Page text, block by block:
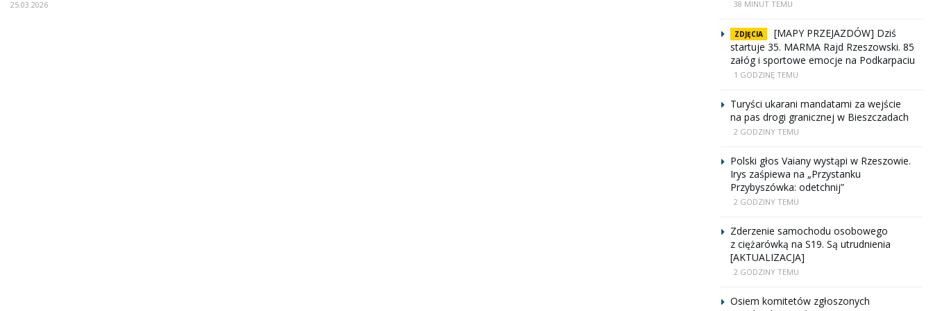
25.03.2026 38 MINUT TEMU
ZDJĘCIA
[MAPY PRZEJAZDÓW] Dziś
startuje 35. MARMA Rajd Rzeszowski. 85
załóg i sportowe emocje na Podkarpaciu
1 GODZINĘ TEMU
Turyści ukarani mandatami za wejście
na pas drogi granicznej w Bieszczadach
2 GODZINY TEMU
Polski głos Vaiany wystąpi w Rzeszowie.
Irys zaśpiewa na „Przystanku
Przybyszówka: odetchnij”
2 GODZINY TEMU
Zderzenie samochodu osobowego
z ciężarówką na S19. Są utrudnienia
[AKTUALIZACJA]
2 GODZINY TEMU
Osiem komitetów zgłoszonych